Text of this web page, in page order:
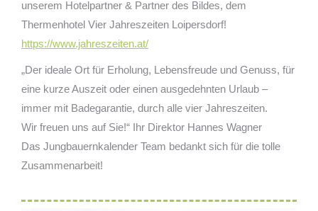
unserem Hotelpartner & Partner des Bildes, dem
Thermenhotel Vier Jahreszeiten Loipersdorf!
https://www.jahreszeiten.at/
„Der ideale Ort für Erholung, Lebensfreude und Genuss, für
eine kurze Auszeit oder einen ausgedehnten Urlaub –
immer mit Badegarantie, durch alle vier Jahreszeiten.
Wir freuen uns auf Sie!“ Ihr Direktor Hannes Wagner
Das Jungbauernkalender Team bedankt sich für die tolle
Zusammenarbeit!